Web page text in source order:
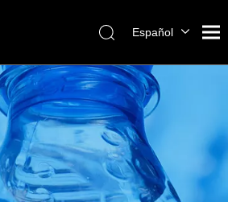
Español
العربية
Français
Pусский
Português